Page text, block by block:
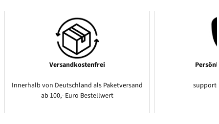
Versandkostenfrei
Innerhalb von Deutschland als Paketversand
ab 100,- Euro Bestellwert